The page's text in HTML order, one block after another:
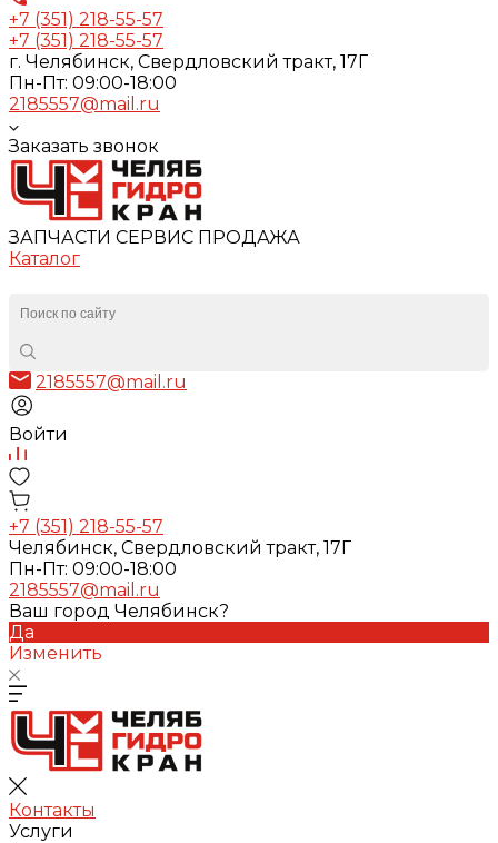
+7 (351) 218-55-57
+7 (351) 218-55-57
г. Челябинск, Свердловский тракт, 17Г
Пн-Пт: 09:00-18:00
2185557@mail.ru
Заказать звонок
ЗАПЧАСТИ СЕРВИС ПРОДАЖА
Каталог
2185557@mail.ru
Войти
+7 (351) 218-55-57
Челябинск, Свердловский тракт, 17Г
Пн-Пт: 09:00-18:00
2185557@mail.ru
Ваш город Челябинск?
Да
Изменить
Контакты
Услуги